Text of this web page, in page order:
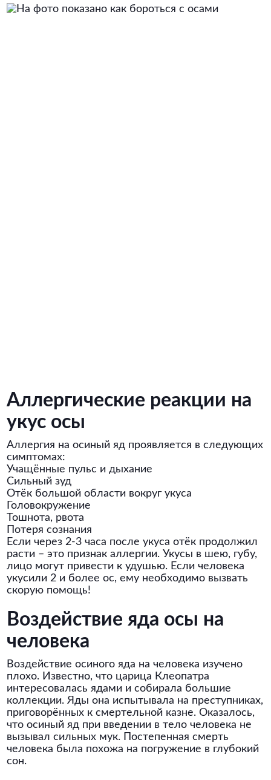
Аллергические реакции на
укус осы
Аллергия на осиный яд проявляется в следующих
симптомах:
Учащённые пульс и дыхание
Сильный зуд
Отёк большой области вокруг укуса
Головокружение
Тошнота, рвота
Потеря сознания
Если через 2-3 часа после укуса отёк продолжил
расти – это признак аллергии. Укусы в шею, губу,
лицо могут привести к удушью. Если человека
укусили 2 и более ос, ему необходимо вызвать
скорую помощь!
Воздействие яда осы на
человека
Воздействие осиного яда на человека изучено
плохо. Известно, что царица Клеопатра
интересовалась ядами и собирала большие
коллекции. Яды она испытывала на преступниках,
приговорённых к смертельной казне. Оказалось,
что осиный яд при введении в тело человека не
вызывал сильных мук. Постепенная смерть
человека была похожа на погружение в глубокий
сон.